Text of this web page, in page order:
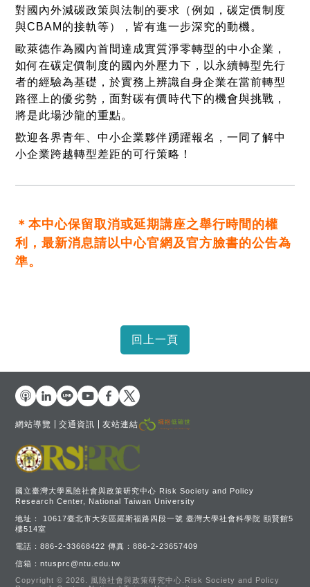
對國內外減碳政策與法制的要求（例如，碳定價制度
與CBAM的接軌等），皆有進一步深究的動機。
歐萊德作為國內首間達成實質淨零轉型的中小企業，
如何在碳定價制度的國內外壓力下，以永續轉型先行
者的經驗為基礎，於實務上辨識自身企業在當前轉型
路徑上的優劣勢，面對碳有價時代下的機會與挑戰，
將是此場沙龍的重點。
歡迎各界青年、中小企業夥伴踴躍報名，一同了解中
小企業跨越轉型差距的可行策略！
＊本中心保留取消或延期講座之舉行時間的權
利，最新消息請以中心官網及官方臉書的公告為
準。
國立臺灣大學風險社會與政策研究中心 Risk Society and Policy
Research Center, National Taiwan University
地址： 10617臺北市大安區羅斯福路四段一號 臺灣大學社會科學院 頤賢館5
樓514室
電話：886-2-33668422 傳真：886-2-23657409
信箱：ntusprc@ntu.edu.tw
Copyright © 2026.
風險社會與政策研究中心.Risk Society and Policy
網站導覽 交通資訊 友站連結